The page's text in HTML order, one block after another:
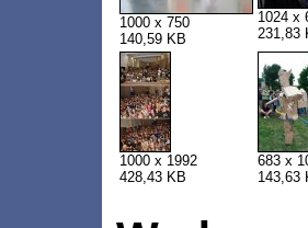
1000 x 750
140,59 KB
1024 x
231,83
1000 x 1992
428,43 KB
683 x
143,63